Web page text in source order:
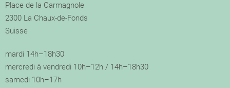
Place de la Carmagnole
2300 La Chaux-de-Fonds
Suisse
mardi 14h–18h30
mercredi à vendredi 10h–12h / 14h–18h30
samedi 10h–17h